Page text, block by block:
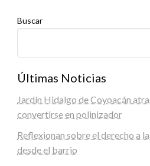
Buscar
Últimas Noticias
Jardín Hidalgo de Coyoacán
convertirse en polinizador
Reflexionan sobre el derecho a
desde el barrio